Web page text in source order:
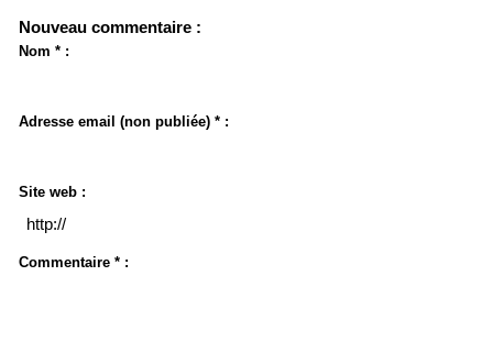
Nouveau commentaire :
Nom * :
Adresse email (non publiée) * :
Site web :
Commentaire * :